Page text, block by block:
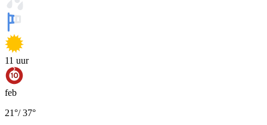
11 uur
feb
21°/37°